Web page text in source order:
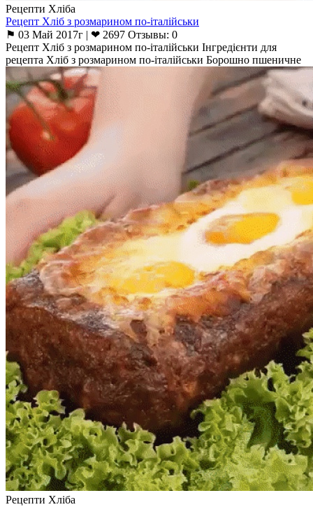
Рецепти Хліба
Рецепт Хліб з розмарином по-італійськи
⚑ 03 Май 2017г | ❤ 2697 Отзывы: 0
Рецепт Хліб з розмарином по-італійськи Інгредієнти для
рецепта Хліб з розмарином по-італійськи Борошно пшеничне
Рецепти Хліба